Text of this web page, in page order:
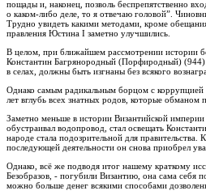
пощады и, наконец, позволь беспрепятственно
о каком-либо деле, то я отвечаю головой”.
Трудно увидеть какими методами, кроме
правления Юстина I заметно улучшились.
В целом, при ближайшем рассмотрении истории
Константин Багрянородный (Порфиродный) (944)
в селах, должны быть изгнаны без всякого
Однако самым радикальным борцом с коррупцией
лет вглубь всех знатных родов, которые
Заметно меньше в истории Византийской
обустраивал водопровод, стал освещать
народе стала подозрительной для
последующей деятельности он снова приобрел
Однако, всё же подводя итог нашему краткому
Безобразов, - погубили Византию, она сама себя
можно больше денег всякими способами